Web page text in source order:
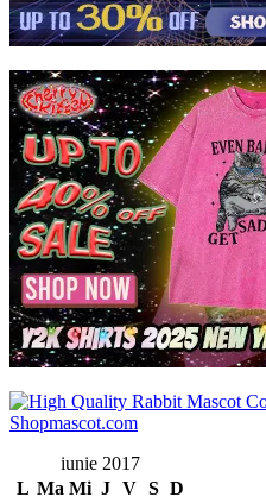
iunie 2017
L Ma Mi J V S D